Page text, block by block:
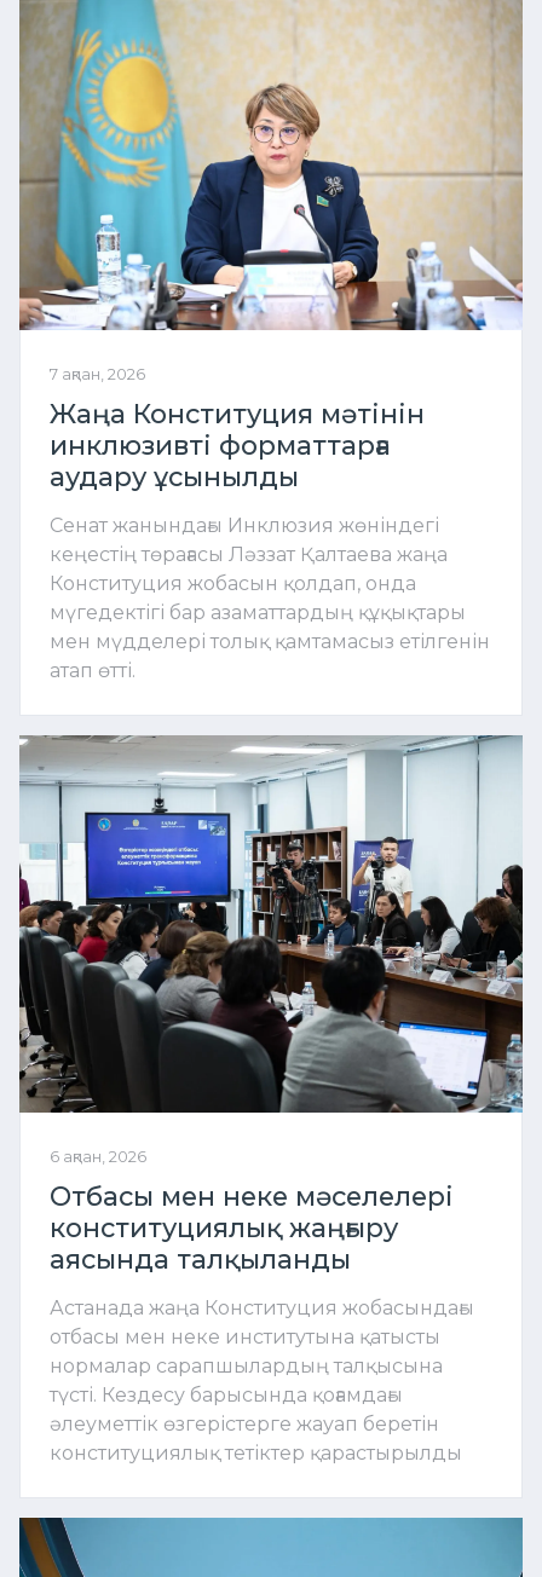
7 ақпан, 2026
Жаңа Конституция мәтінін
инклюзивті форматтарға
аудару ұсынылды
Сенат жанындағы Инклюзия жөніндегі
кеңестің төрағасы Ләззат Қалтаева жаңа
Конституция жобасын қолдап, онда
мүгедектігі бар азаматтардың құқықтары
мен мүдделері толық қамтамасыз етілгенін
атап өтті.
6 ақпан, 2026
Отбасы мен неке мәселелері
конституциялық жаңғыру
аясында талқыланды
Астанада жаңа Конституция жобасындағы
отбасы мен неке институтына қатысты
нормалар сарапшылардың талқысына
түсті. Кездесу барысында қоғамдағы
әлеуметтік өзгерістерге жауап беретін
конституциялық тетіктер қарастырылды